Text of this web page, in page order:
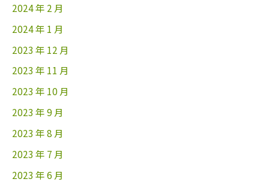
2024 年 2 月
2024 年 1 月
2023 年 12 月
2023 年 11 月
2023 年 10 月
2023 年 9 月
2023 年 8 月
2023 年 7 月
2023 年 6 月